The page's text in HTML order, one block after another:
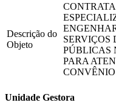
Descrição do
Objeto
PÚBLICAS
PARA
CONVÊNIO
Unidade Gestora